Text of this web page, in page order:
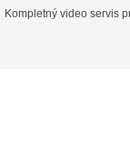
Kompletný video servis